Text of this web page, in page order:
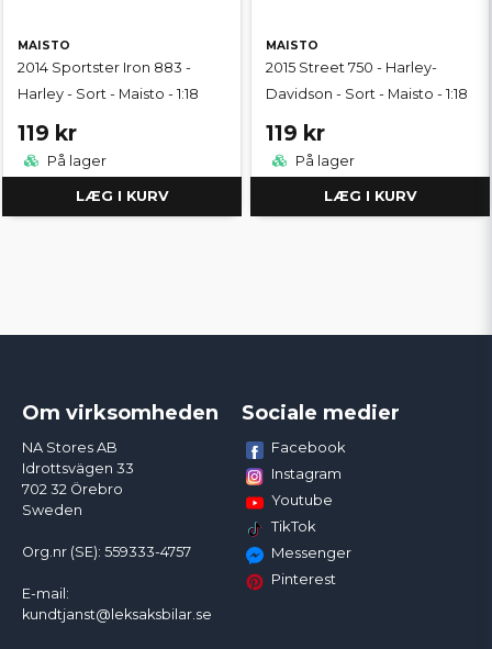
MAISTO
2014 Sportster Iron 883 -
Harley - Sort - Maisto - 1:18
119 kr
På lager
LÆG I KURV
MAISTO
2015 Street 750 - Harley-
Davidson - Sort - Maisto - 1:18
119 kr
På lager
LÆG I KURV
Om virksomheden
NA Stores AB
Idrottsvägen 33
702 32 Örebro
Sweden
Org.nr (SE): 559333-4757
E-mail:
kundtjanst@leksaksbilar.se
Sociale medier
Facebook
Instagram
Youtube
TikTok
Messenger
Pinterest